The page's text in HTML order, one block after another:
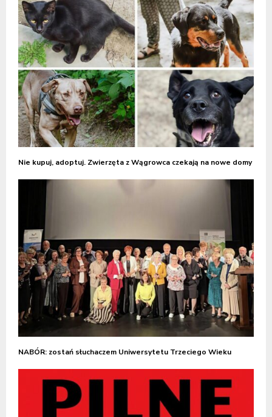
Nie kupuj, adoptuj. Zwierzęta z Wągrowca czekają na nowe domy
NABÓR: zostań słuchaczem Uniwersytetu Trzeciego Wieku